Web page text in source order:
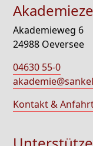
Akademieweg 6
24988 Oeversee
04630 55-0
Kontakt &